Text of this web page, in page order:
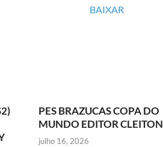
BAIXAR
PES BRAZUCAS COPA DO
MUNDO EDITOR CLEITON
julho 16, 2026